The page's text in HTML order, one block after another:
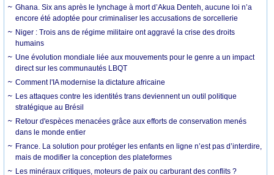
Ghana. Six ans après le lynchage à mort d’Akua Denteh, aucune loi n’a
encore été adoptée pour criminaliser les accusations de sorcellerie
Niger : Trois ans de régime militaire ont aggravé la crise des droits
humains
Une évolution mondiale liée aux mouvements pour le genre a un impact
direct sur les communautés LBQT
Comment l'IA modernise la dictature africaine
Les attaques contre les identités trans deviennent un outil politique
stratégique au Brésil
Retour d'espèces menacées grâce aux efforts de conservation menés
dans le monde entier
France. La solution pour protéger les enfants en ligne n’est pas d’interdire,
mais de modifier la conception des plateformes
Les minéraux critiques, moteurs de paix ou carburant des conflits ?